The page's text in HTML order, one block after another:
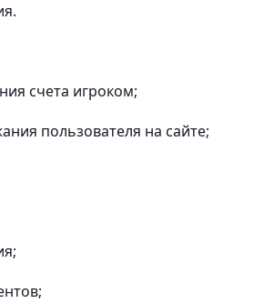
счета игроком;
пользователя на сайте;